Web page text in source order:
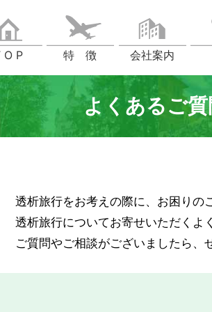
O P 特 徴 会社案内
よくあるご
透析旅行をお考えの際に、お困りの
透析旅行についてお寄せいただくよ
ご質問やご相談がございましたら、